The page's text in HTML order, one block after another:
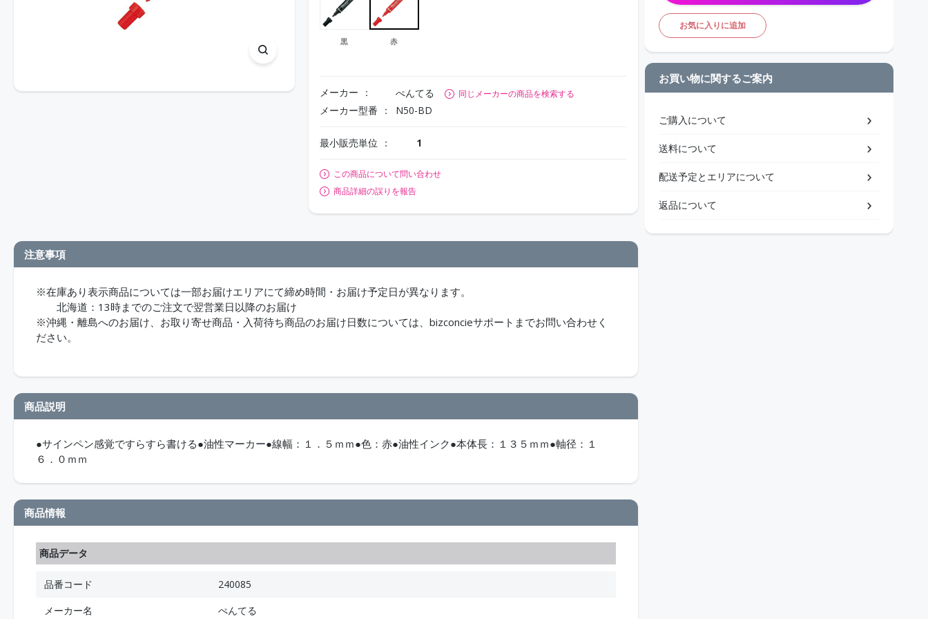
黒 赤
メーカー ぺんてる 同じメーカーの商品を検索する
メーカー型番 N50-BD
最小販売単位 1
この商品について問い合わせ
商品詳細の誤りを報告
注意事項
※在庫あり表示商品については一部お届けエリアにて締め時間・お届け予定日が異なります。
北海道：13時までのご注文で翌営業日以降のお届け
※沖縄・離島へのお届け、お取り寄せ商品・入荷待ち商品のお届け日数については、bizconcieサポートまでお問い合わせく
ださい。
商品説明
●サインペン感覚ですらすら書ける●油性マーカー●線幅：１．５ｍｍ●色：赤●油性インク●本体長：１３５ｍｍ●軸径：１
６．０ｍｍ
商品情報
商品データ
品番コード
240085
メーカー名
ぺんてる
お気に入りに追加
お買い物に関するご案内
ご購入について
送料について
配送予定とエリアについて
返品について